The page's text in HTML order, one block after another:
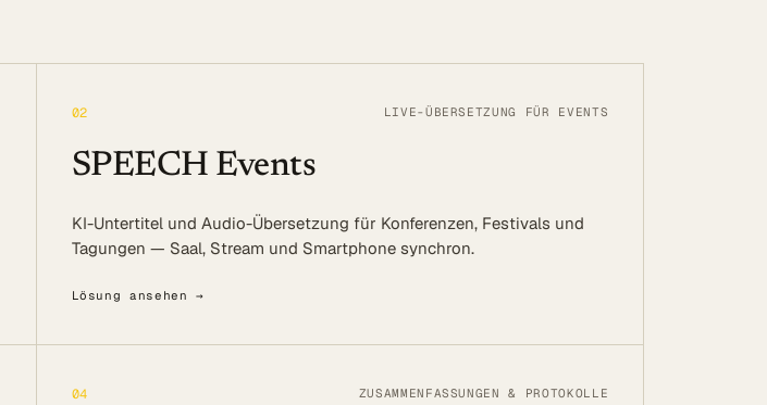
Beratung
02 LIVE-ÜBERSETZUNG FÜR EVENTS
SPEECH Events
KI-Untertitel und Audio-Übersetzung für Konferenzen, Festivals und
Tagungen — Saal, Stream und Smartphone synchron.
Lösung ansehen →
04 ZUSAMMENFASSUNGEN & PROTOKOLLE